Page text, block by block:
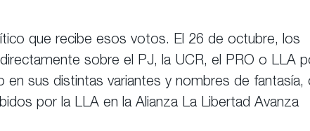
que recibe esos votos. El 26 de octubre, los
sobre el PJ, la UCR, el PRO o LLA
sus distintas variantes y nombres de fantasía,
por la LLA en la Alianza La Libertad Avanza